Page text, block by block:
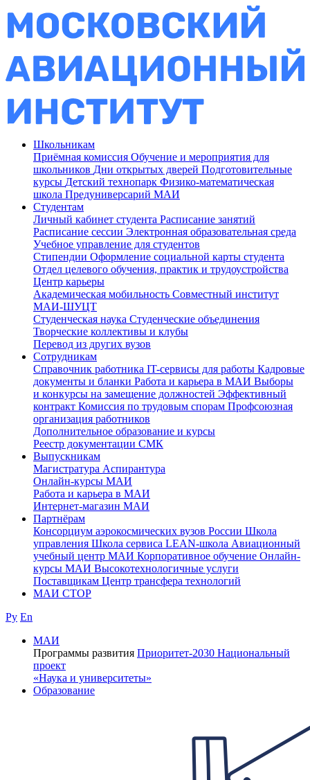
Школьникам
Приёмная комиссия Обучение и мероприятия для
школьников Дни открытых дверей Подготовительные
курсы Детский технопарк Физико-математическая
школа Предуниверсарий МАИ
Студентам
Личный кабинет студента Расписание занятий
Расписание сессии Электронная образовательная среда
Учебное управление для студентов
Стипендии Оформление социальной карты студента
Отдел целевого обучения, практик и трудоустройства
Центр карьеры
Академическая мобильность Совместный институт
МАИ-ШУЦТ
Студенческая наука Студенческие объединения
Творческие коллективы и клубы
Перевод из других вузов
Сотрудникам
Cправочник работника IT-сервисы для работы Кадровые
документы и бланки Работа и карьера в МАИ Выборы
и конкурсы на замещение должностей Эффективный
контракт Комиссия по трудовым спорам Профсоюзная
организация работников
Дополнительное образование и курсы
Реестр документации СМК
Выпускникам
Магистратура Аспирантура
Онлайн-курсы МАИ
Работа и карьера в МАИ
Интернет-магазин МАИ
Партнёрам
Консорциум аэрокосмических вузов России Школа
управления Школа сервиса LEAN-школа Авиационный
учебный центр МАИ Корпоративное обучение Онлайн-
курсы МАИ Высокотехнологичные услуги
Поставщикам Центр трансфера технологий
МАИ СТОР
Ру En
МАИ
Программы развития Приоритет-2030 Национальный
проект
«Наука и университеты»
Образование